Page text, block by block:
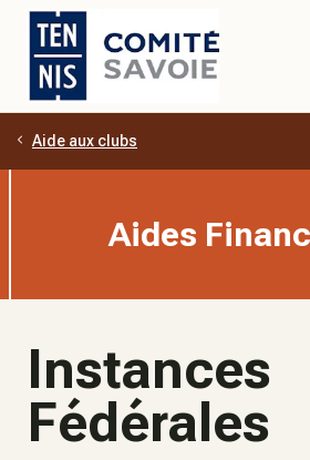
Aller au contenu principal
Aide aux clubs
Aides
Instances
Fédérales